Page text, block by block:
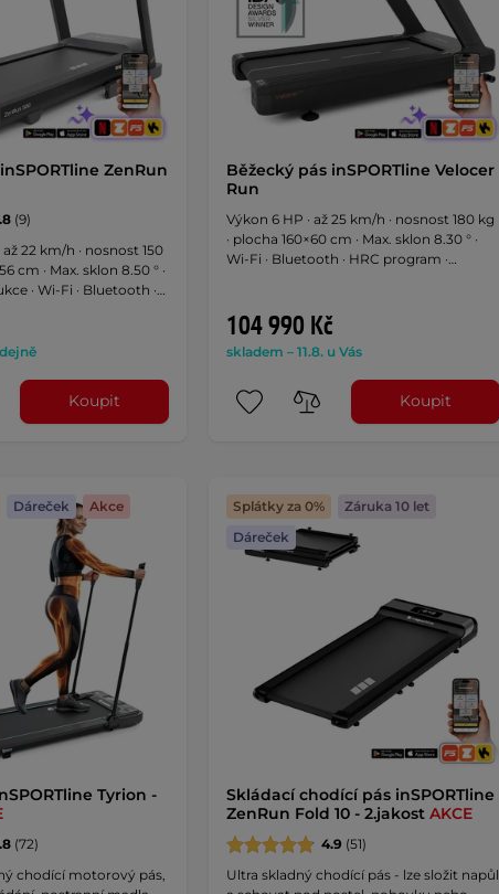
ZenRun
(9)
22 km/h · nosnost 150
cm · Max. sklon 8.50 ° ·
· Wi-Fi · Bluetooth ·
· AC motor
Koupit
Běžecký pás inSPORTline Velocer
Run
Výkon 6 HP · až 25 km/h · nosnost 180 kg
· plocha 160×60 cm · Max. sklon 8.30 ° ·
Wi-Fi · Bluetooth · HRC program ·
104 990 Kč
skladem – 11.8. u Vás
Koupit
Dáreček Akce
Tyrion -
(72)
chodící motorový pás,
Splátky za 0%
Záruka 10 let
Dáreček
Skládací chodící pás inSPORTline
ZenRun Fold 10 - 2.jakost AKCE
4.9 (51)
Ultra skladný chodící pás - lze složit napůl